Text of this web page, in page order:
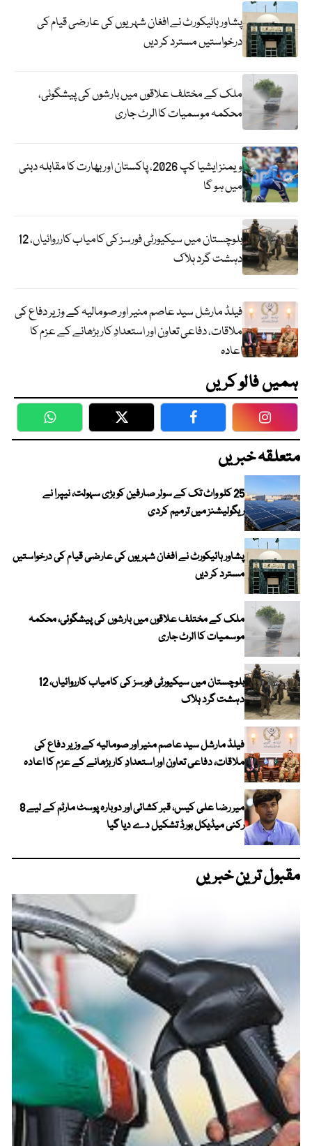
پشاور ہائیکورٹ نے افغان شہریوں کی عارضی قیام کی
درخواستیں مسترد کر دیں
ملک کے مختلف علاقوں میں بارشوں کی پیشگوئی،
محکمہ موسمیات کا الرٹ جاری
ویمنز ایشیا کپ 2026، پاکستان اور بھارت کا مقابلہ دبئی
میں ہو گا
بلوچستان میں سیکیورٹی فورسز کی کامیاب کارروائیاں، 12
دہشت گرد ہلاک
فیلڈ مارشل سید عاصم منیر اور صومالیہ کے وزیر دفاع کی
ملاقات، دفاعی تعاون اور استعدادِ کار بڑھانے کے عزم کا
اعادہ
ہمیں فالو کریں
WhatsApp Twitter Facebook
متعلقہ خبریں
25 کلو واٹ تک کے سولر صارفین کو بڑی سہولت، نیپرا نے
ریگولیشنز میں ترمیم کردی
پشاور ہائیکورٹ نے افغان شہریوں کی عارضی قیام کی درخواستیں
مسترد کر دیں
ملک کے مختلف علاقوں میں بارشوں کی پیشگوئی، محکمہ
موسمیات کا الرٹ جاری
بلوچستان میں سیکیورٹی فورسز کی کامیاب کارروائیاں، 12
دہشت گرد ہلاک
فیلڈ مارشل سید عاصم منیر اور صومالیہ کے وزیر دفاع کی
ملاقات، دفاعی تعاون اور استعدادِ کار بڑھانے کے عزم کا اعادہ
میر رضا علی کیس، قبر کشائی اور دوبارہ پوسٹ مارٹم کے لیے 8
رکنی میڈیکل بورڈ تشکیل دے دیا گیا
مقبول ترین خبریں